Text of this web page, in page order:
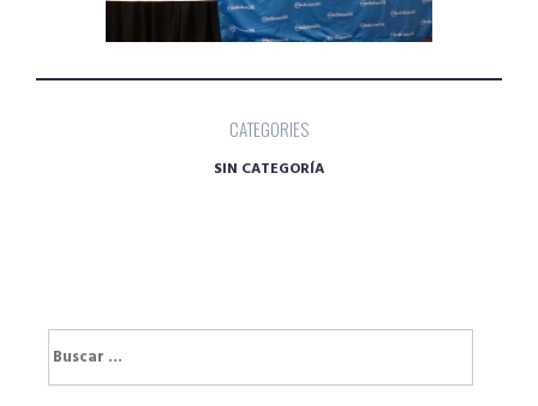
CATEGORIES
SIN CATEGORÍA
Buscar: